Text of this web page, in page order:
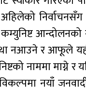
निर्वाचनसँग
नआउने र आफूले
नाममा माग्ने र
नयाँ जनवादी